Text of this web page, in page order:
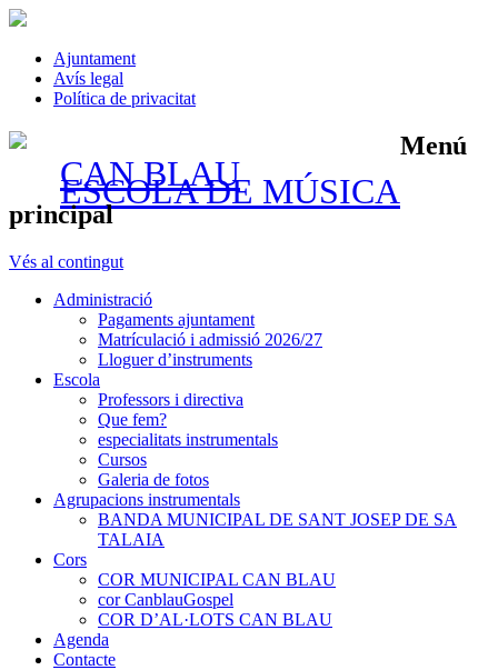
Ajuntament
Avís legal
Política de privacitat
CAN BLAU
ESCOLA DE MÚSICA
Menú
principal
Vés al contingut
Administració
Pagaments ajuntament
Matrículació i admissió 2026/27
Lloguer d’instruments
Escola
Professors i directiva
Que fem?
especialitats instrumentals
Cursos
Galeria de fotos
Agrupacions instrumentals
BANDA MUNICIPAL DE SANT JOSEP DE SA
TALAIA
Cors
COR MUNICIPAL CAN BLAU
cor CanblauGospel
COR D’AL·LOTS CAN BLAU
Agenda
Contacte